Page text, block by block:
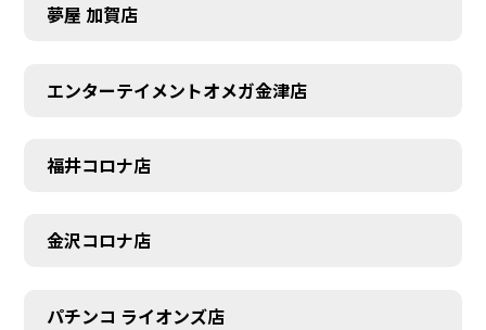
夢屋 加賀店
エンターテイメントオメガ金津店
福井コロナ店
金沢コロナ店
パチンコ ライオンズ店